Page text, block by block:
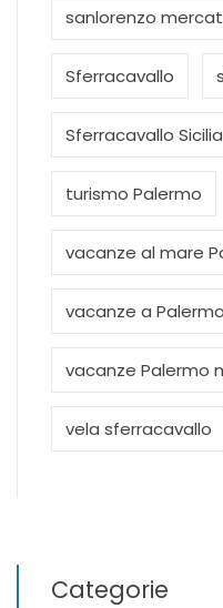
sanlorenzo
Sferracavallo
Sferracavallo Sicilia
turismo Palermo
vacanze al mare
vacanze a Palermo
vacanze Palermo
vela sferracavallo
Categorie